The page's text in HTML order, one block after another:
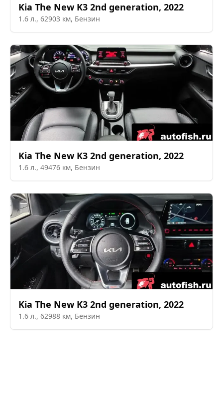
Kia The New K3 2nd generation, 2022
1.6 л., 62903 км, Бензин
Kia The New K3 2nd generation, 2022
1.6 л., 49476 км, Бензин
Kia The New K3 2nd generation, 2022
1.6 л., 62988 км, Бензин